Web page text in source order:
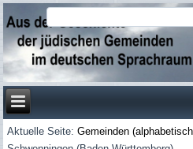
Aktuelle Seite:Gemeinden